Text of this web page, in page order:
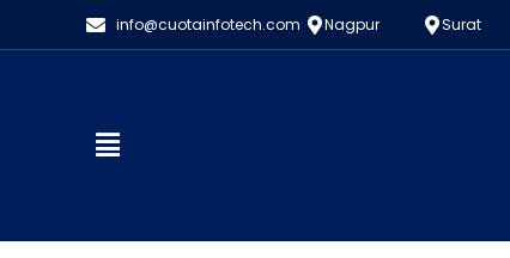
info@cuotainfotech.com Nagpur Surat